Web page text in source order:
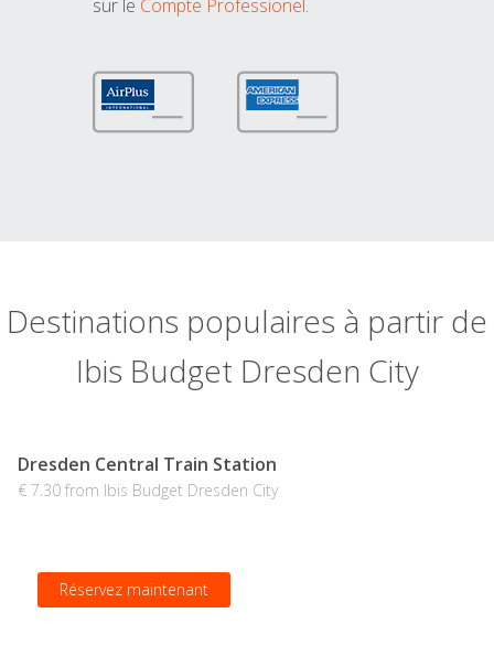
sur le Compte Professionel.
Destinations populaires à partir de
Ibis Budget Dresden City
Dresden Central Train Station
€ 7.30 from Ibis Budget Dresden City
Réservez maintenant